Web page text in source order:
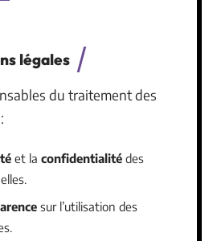
légales
du traitement des
et la confidentialité des
sur l’utilisation des